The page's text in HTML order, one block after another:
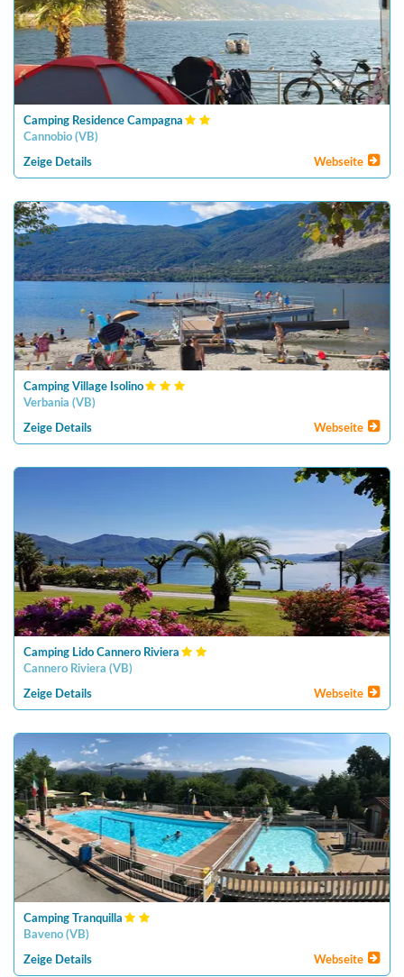
Camping Residence Campagna
Cannobio (VB)
Zeige Details Webseite
Camping Village Isolino
Verbania (VB)
Zeige Details Webseite
Camping Lido Cannero Riviera
Cannero Riviera (VB)
Zeige Details Webseite
Camping Tranquilla
Baveno (VB)
Zeige Details Webseite